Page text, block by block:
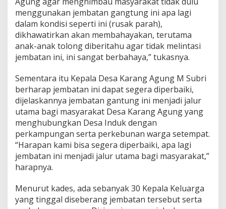
menggunakan jembatan gangtung ini apa lagi
dalam kondisi seperti ini (rusak parah),
dikhawatirkan akan membahayakan, terutama
anak-anak tolong diberitahu agar tidak melintasi
jembatan ini, ini sangat berbahaya,” tukasnya.
Sementara itu Kepala Desa Karang Agung M Subri
berharap jembatan ini dapat segera diperbaiki,
dijelaskannya jembatan gantung ini menjadi jalur
utama bagi masyarakat Desa Karang Agung yang
menghubungkan Desa Induk dengan
perkampungan serta perkebunan warga setempat.
“Harapan kami bisa segera diperbaiki, apa lagi
jembatan ini menjadi jalur utama bagi masyarakat,”
harapnya.
Menurut kades, ada sebanyak 30 Kepala Keluarga
yang tinggal diseberang jembatan tersebut serta